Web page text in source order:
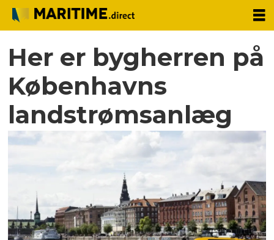
Her er bygherren på
Københavns
landstrømsanlæg